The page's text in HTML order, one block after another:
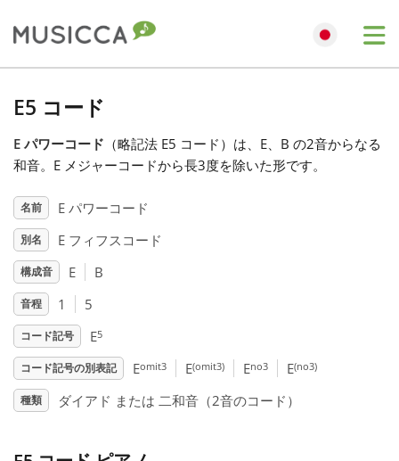
Български
Dansk
Deutsch
Español
E5 コード
E パワーコード （略記法 E5 コード）は、E、B の2音からなる
和音。E メジャーコードから長3度を除いた形です。
名前 E パワーコード
別名 E フィフスコード
構成音 E B
音程 1 5
コード記号 E5
コード記号の別表記 Eomit3 E(omit3) Eno3 E(no3)
種類 ダイアド または 二和音（2音のコード）